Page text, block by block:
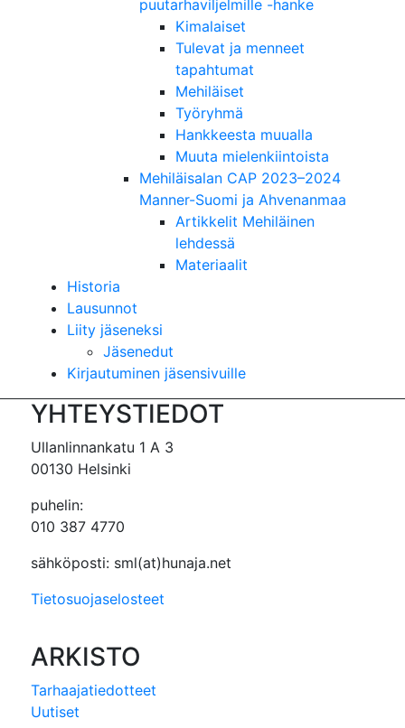
puutarhaviljelmille -hanke
Kimalaiset
Tulevat ja menneet
tapahtumat
Mehiläiset
Työryhmä
Hankkeesta muualla
Muuta mielenkiintoista
Mehiläisalan CAP 2023–2024
Manner-Suomi ja Ahvenanmaa
Artikkelit Mehiläinen
lehdessä
Materiaalit
Historia
Lausunnot
Liity jäseneksi
Jäsenedut
Kirjautuminen jäsensivuille
YHTEYSTIEDOT
Ullanlinnankatu 1 A 3
00130 Helsinki
puhelin:
010 387 4770
sähköposti: sml(at)hunaja.net
Tietosuojaselosteet
ARKISTO
Tarhaajatiedotteet
Uutiset